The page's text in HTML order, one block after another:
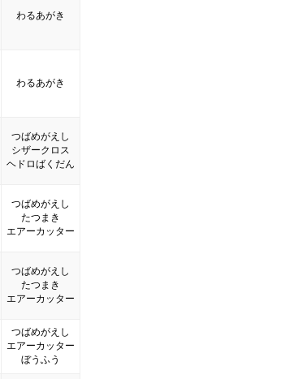
わるあがき
わるあがき
つばめがえし
シザークロス
ヘドロばくだん
つばめがえし
たつまき
エアーカッター
つばめがえし
たつまき
エアーカッター
つばめがえし
エアーカッター
ぼうふう